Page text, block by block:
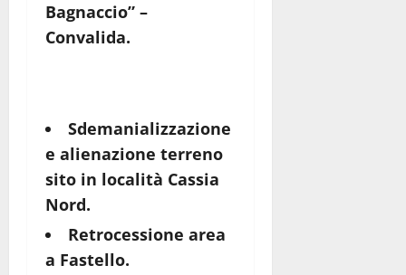
Bagnaccio” –
Convalida.
Sdemanializzazione
e alienazione terreno
sito in località Cassia
Nord.
Retrocessione area
a Fastello.